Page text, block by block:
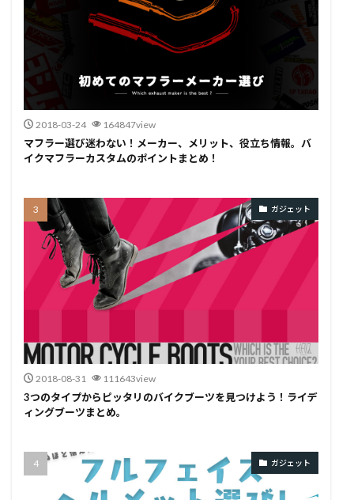
2018-03-24 164847view
マフラー選び迷わない！メーカー、メリット、役立ち情報。バ
イクマフラーカスタムのポイントまとめ！
ガジェット
2018-08-31 111643view
3つのタイプからピッタリのバイクブーツを見つけよう！ライデ
ィングブーツまとめ。
ガジェット